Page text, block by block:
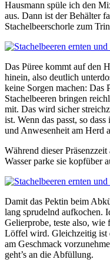
Hausmann spüle ich den
aus. Dann ist der Behälter
Stachelbeerschorle zum
Das Püree kommt auf den
hinein, also deutlich
keine Sorgen machen: Das
Stachelbeeren bringen
mit. Das wird sicher
ist. Wenn das passt, so
und Anwesenheit am Herd
Während dieser
Wasser parke sie kopfüber
Damit das Pektin beim
lang sprudelnd aufkochen.
Gelierprobe, teste also, wie
Löffel wird. Gleichzeitig ist
am Geschmack
geht’s an die Abfüllung.